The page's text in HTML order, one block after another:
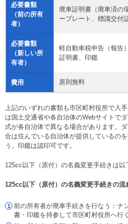
必要書類
（前の所有
者）
廃車証明書（廃車済の
ープレート、標識交付
必要書類
（新しい所
有者）
軽自動車税申告（報告
証明書、印鑑
費用 原則無料
上記のいずれの書類も市区町村役所で入
は国土交通省や各自治体のWebサイトで
式が各自治体で異なる場合があります。
合は住んでいる自治体が提供しているの
う。印鑑は認印可です。
125cc以下（原付）の名義変更手続きは以
125cc以下（原付）の名義変更手続きの流
前の所有者が廃車手続きを行なう：ナ
書・印鑑を持参して市区町村役所へ行